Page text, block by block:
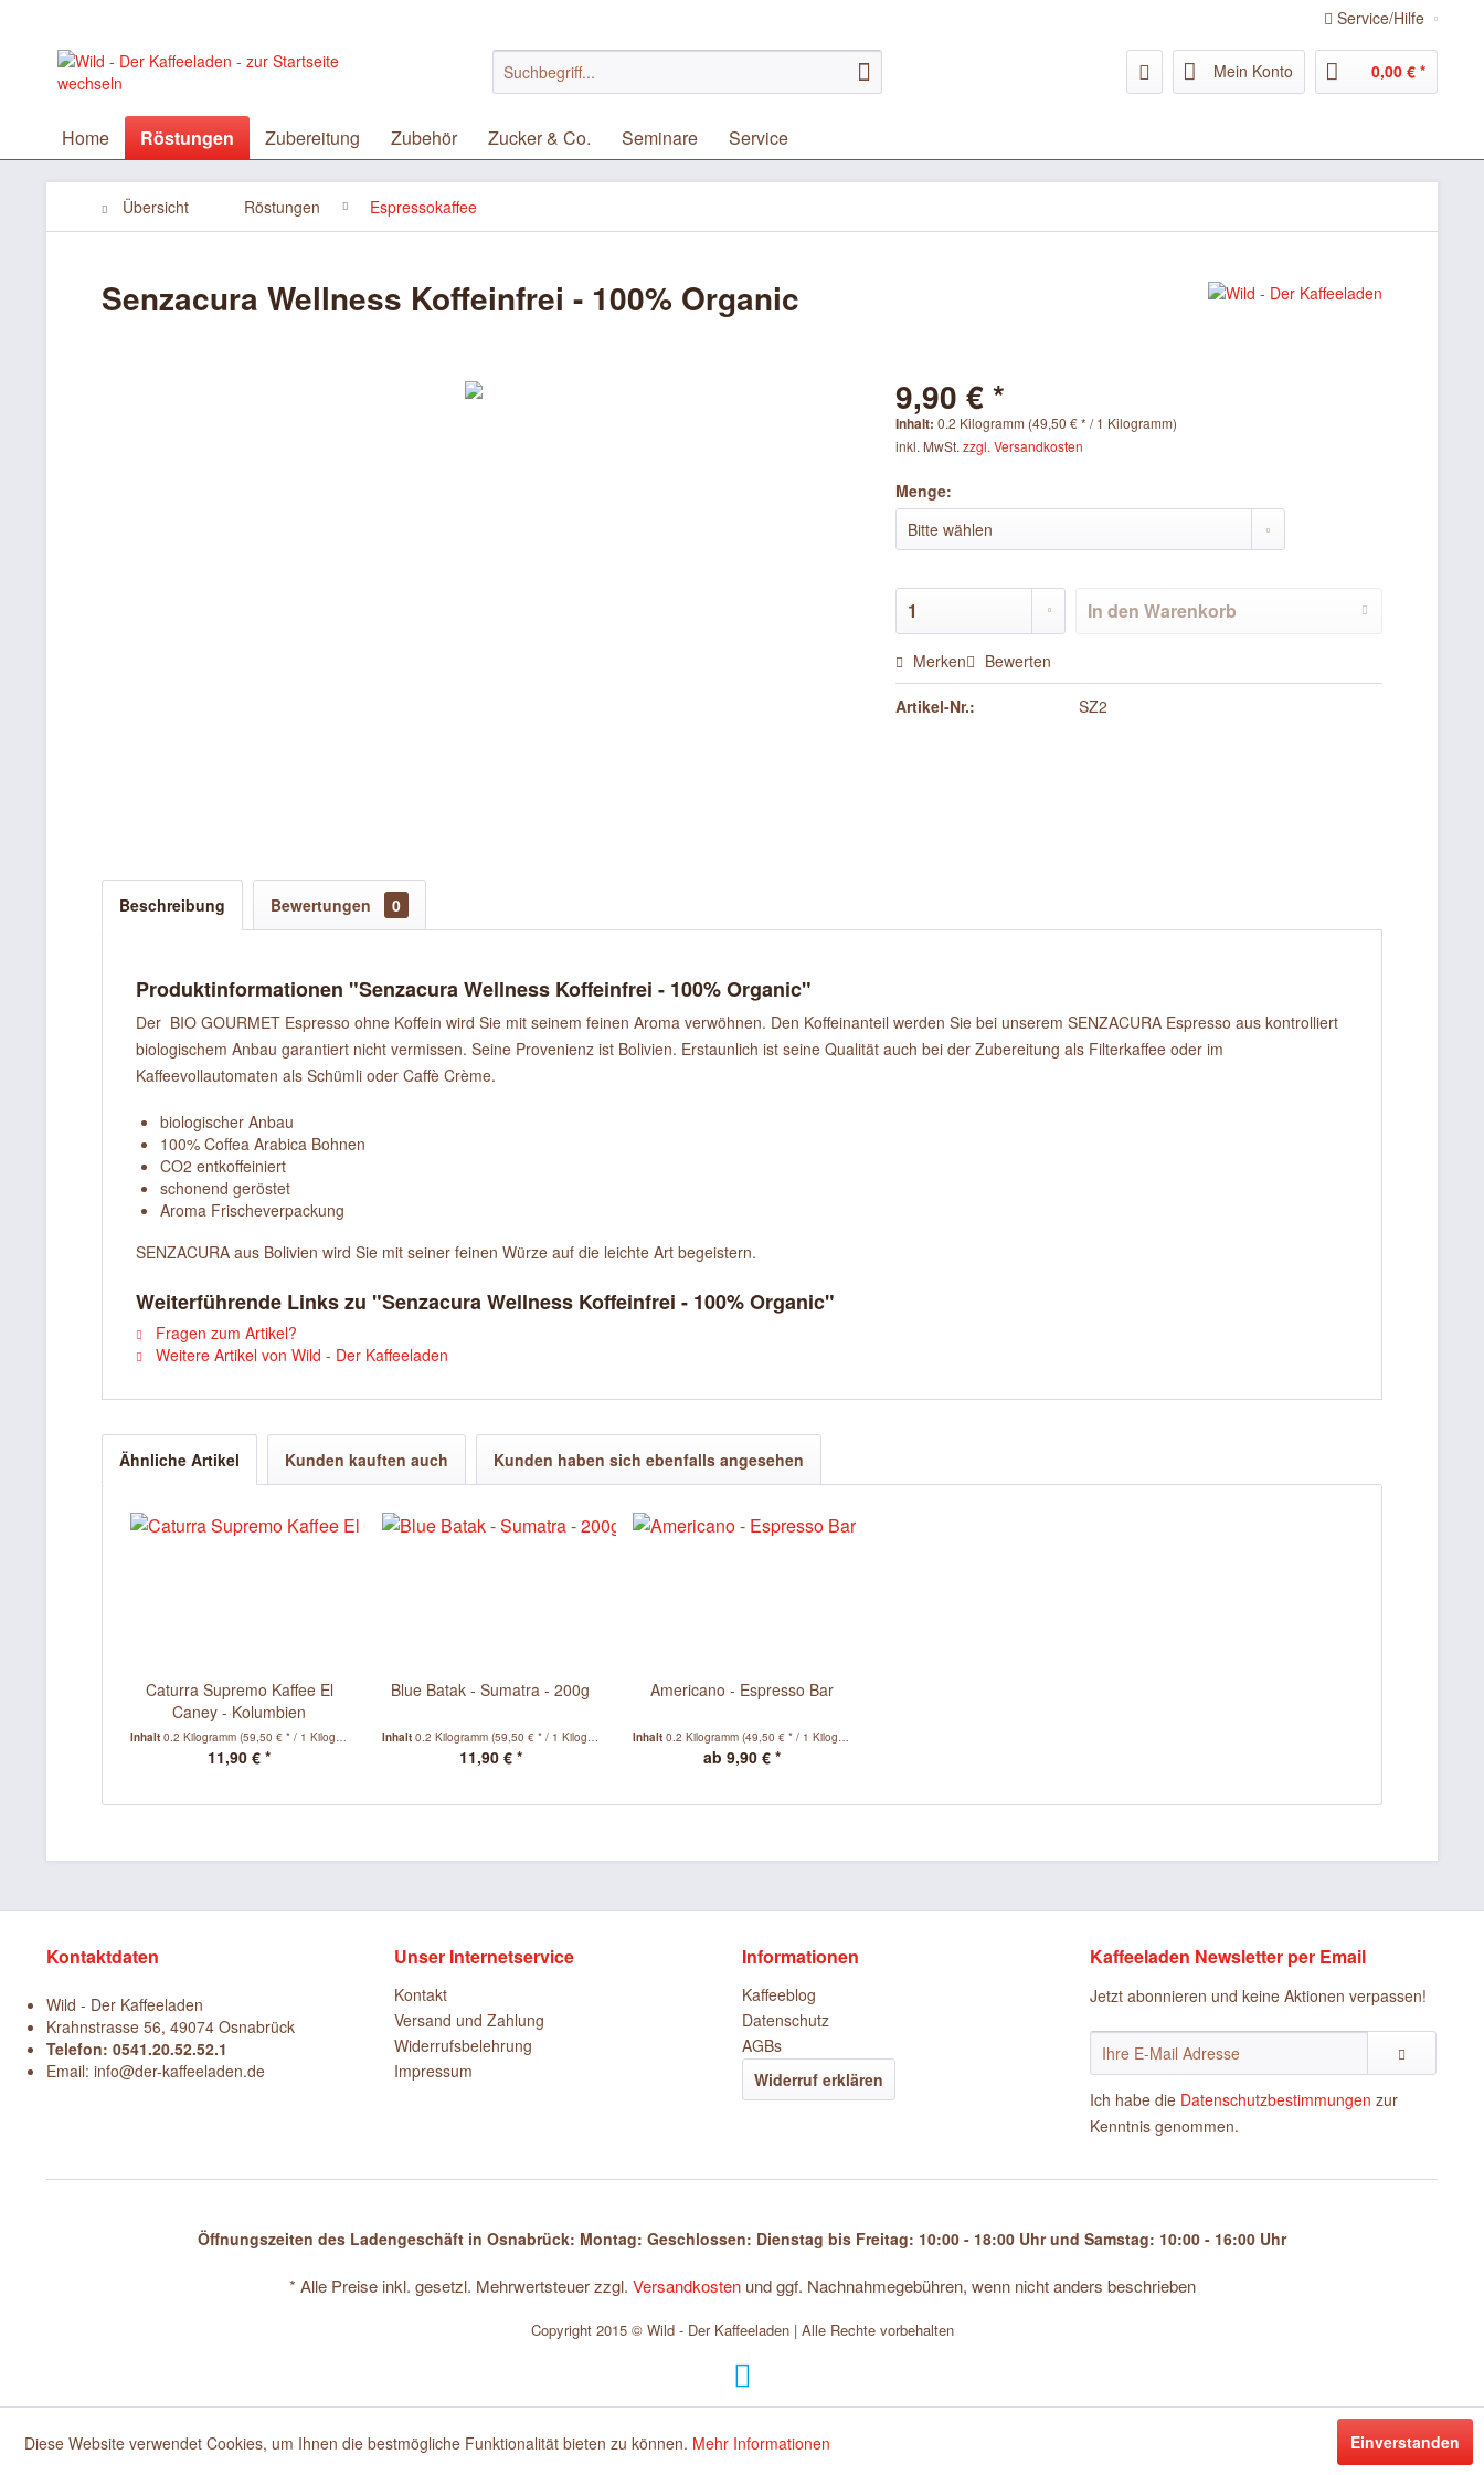
Service/Hilfe
Mein Konto 0,00 € *
Home Röstungen Zubereitung Zubehör Zucker & Co. Seminare Service
Übersicht Röstungen Espressokaffee
Senzacura Wellness Koffeinfrei - 100% Organic
9,90 € *
Inhalt:0.2 Kilogramm (49,50 € * / 1 Kilogramm)
inkl. MwSt.zzgl. Versandkosten
Menge:
In den Warenkorb
Merken Bewerten
Artikel-Nr.: SZ2
Beschreibung Bewertungen 0
Produktinformationen "Senzacura Wellness Koffeinfrei - 100% Organic"
Der BIO GOURMET Espresso ohne Koffein wird Sie mit seinem feinen Aroma verwöhnen. Den Koffeinanteil werden Sie bei unserem SENZACURA Espresso aus kontrolliert
biologischem Anbau garantiert nicht vermissen. Seine Provenienz ist Bolivien. Erstaunlich ist seine Qualität auch bei der Zubereitung als Filterkaffee oder im
Kaffeevollautomaten als Schümli oder Caffè Crème.
biologischer Anbau
100% Coffea Arabica Bohnen
CO2 entkoffeiniert
schonend geröstet
Aroma Frischeverpackung
SENZACURA aus Bolivien wird Sie mit seiner feinen Würze auf die leichte Art begeistern.
Weiterführende Links zu "Senzacura Wellness Koffeinfrei - 100% Organic"
Fragen zum Artikel?
Weitere Artikel von Wild - Der Kaffeeladen
Ähnliche Artikel Kunden kauften auch Kunden haben sich ebenfalls angesehen
Caturra Supremo Kaffee El
Caney - Kolumbien
Inhalt 0.2 Kilogramm (59,50 € * / 1 Kilogramm)
11,90 € *
Blue Batak - Sumatra - 200g
Inhalt 0.2 Kilogramm (59,50 € * / 1 Kilogramm)
11,90 € *
Americano - Espresso Bar
Inhalt0.2 Kilogramm(49,50 € * / 1 Kilogramm)
ab 9,90 € *
Kontaktdaten
Wild - Der Kaffeeladen
Krahnstrasse 56, 49074 Osnabrück
Telefon: 0541.20.52.52.1
Email: info@der-kaffeeladen.de
Unser Internetservice
Kontakt
Versand und Zahlung
Widerrufsbelehrung
Impressum
Informationen
Kaffeeblog
Datenschutz
AGBs
Widerruf erklären
Kaffeeladen Newsletter per Email
Jetzt abonnieren und keine Aktionen verpassen!
Ich habe die Datenschutzbestimmungen zur
Kenntnis genommen.
Öffnungszeiten des Ladengeschäft in Osnabrück: Montag: Geschlossen: Dienstag bis Freitag: 10:00 - 18:00 Uhr und Samstag: 10:00 - 16:00 Uhr
* Alle Preise inkl. gesetzl. Mehrwertsteuer zzgl. Versandkostenund ggf. Nachnahmegebühren, wenn nicht anders beschrieben
Copyright 2015 © Wild - Der Kaffeeladen | Alle Rechte vorbehalten
Diese Website verwendet Cookies, um Ihnen die bestmögliche Funktionalität bieten zu können. Mehr Informationen Einverstanden